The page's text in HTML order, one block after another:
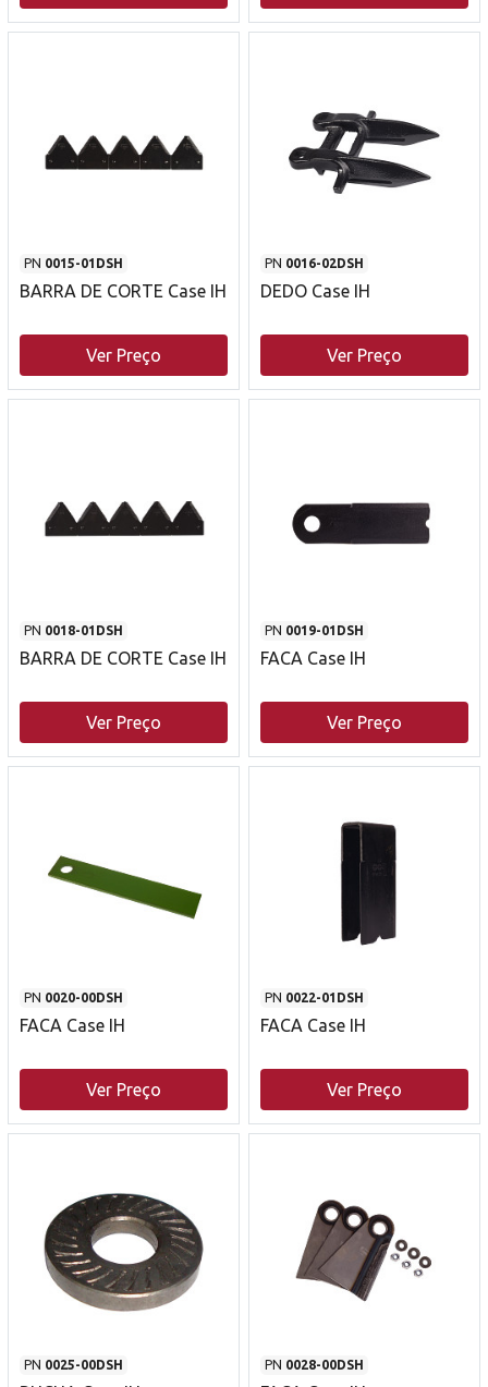
PN 0015-01DSH
BARRA DE CORTE Case IH
Ver Preço
PN 0016-02DSH
DEDO Case IH
Ver Preço
PN 0018-01DSH
BARRA DE CORTE Case IH
Ver Preço
PN 0019-01DSH
FACA Case IH
Ver Preço
PN 0020-00DSH
FACA Case IH
Ver Preço
PN 0022-01DSH
FACA Case IH
Ver Preço
PN 0025-00DSH PN 0028-00DSH